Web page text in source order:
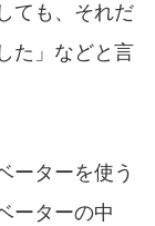
ても、それだ
た」などと言
ーターを使う
ーターの中